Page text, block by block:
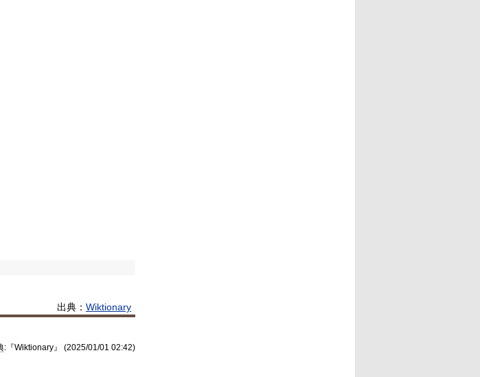
出典： Wiktionary
:『Wiktionary』 (2025/01/01 02:42)